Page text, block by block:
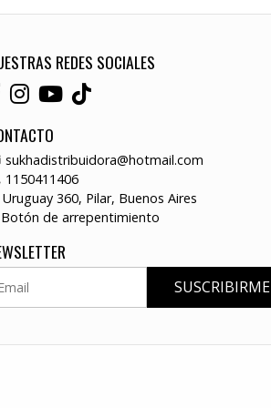
REDES SOCIALES
sukhadistribuidora@hotmail.com
1150411406
Uruguay 360, Pilar, Buenos Aires
Botón de arrepentimiento
SUSCRIBIRME